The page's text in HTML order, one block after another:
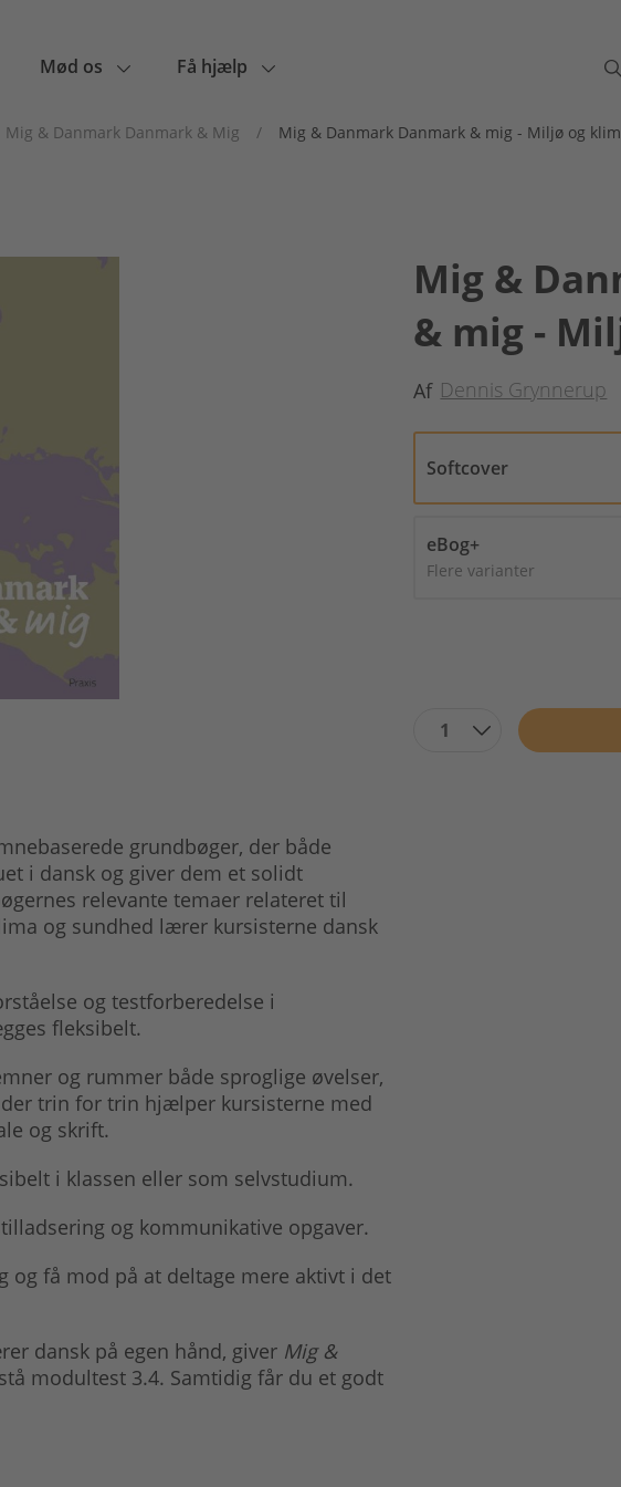
Mød os Få hjælp
Mig & Danmark Danmark & Mig / Mig & Danmark Danmark & mig - Miljø og
Mig &
& mig -
Af Dennis Grynnerup
Softcover
eBog+
Flere varianter
1
grundbøger, der både
i dansk og giver dem et solidt
relevante temaer relateret til
og sundhed lærer kursisterne dansk
og testforberedelse i
fleksibelt.
og rummer både sproglige øvelser,
trin for trin hjælper kursisterne med
og skrift.
i klassen eller som selvstudium.
og kommunikative opgaver.
og få mod på at deltage mere aktivt i det
dansk på egen hånd, giver Mig &
modultest 3.4. Samtidig får du et godt